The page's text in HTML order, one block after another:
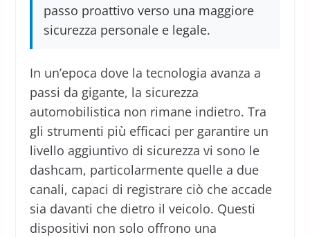
passo proattivo verso una maggiore
sicurezza personale e legale.
In un’epoca dove la tecnologia avanza a
passi da gigante, la sicurezza
automobilistica non rimane indietro. Tra
gli strumenti più efficaci per garantire un
livello aggiuntivo di sicurezza vi sono le
dashcam, particolarmente quelle a due
canali, capaci di registrare ciò che accade
sia davanti che dietro il veicolo. Questi
dispositivi non solo offrono una